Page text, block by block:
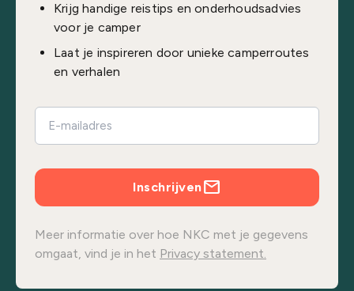
Krijg handige reistips en onderhoudsadvies
voor je camper
Laat je inspireren door unieke camperroutes
en verhalen
Inschrijven
Meer informatie over hoe NKC met je gegevens
omgaat, vind je in het Privacy statement.